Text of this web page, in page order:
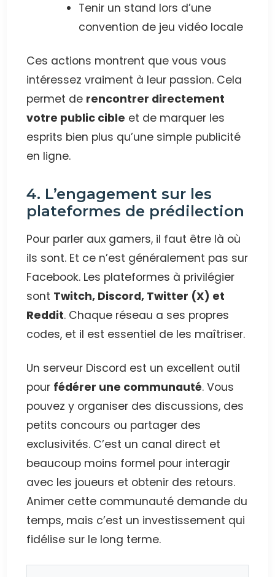
Tenir un stand lors d’une
convention de jeu vidéo locale
Ces actions montrent que vous vous
intéressez vraiment à leur passion. Cela
permet de rencontrer directement
votre public cible et de marquer les
esprits bien plus qu’une simple publicité
en ligne.
4. L’engagement sur les
plateformes de prédilection
Pour parler aux gamers, il faut être là où
ils sont. Et ce n’est généralement pas sur
Facebook. Les plateformes à privilégier
sont Twitch, Discord, Twitter (X) et
Reddit. Chaque réseau a ses propres
codes, et il est essentiel de les maîtriser.
Un serveur Discord est un excellent outil
pour fédérer une communauté. Vous
pouvez y organiser des discussions, des
petits concours ou partager des
exclusivités. C’est un canal direct et
beaucoup moins formel pour interagir
avec les joueurs et obtenir des retours.
Animer cette communauté demande du
temps, mais c’est un investissement qui
fidélise sur le long terme.